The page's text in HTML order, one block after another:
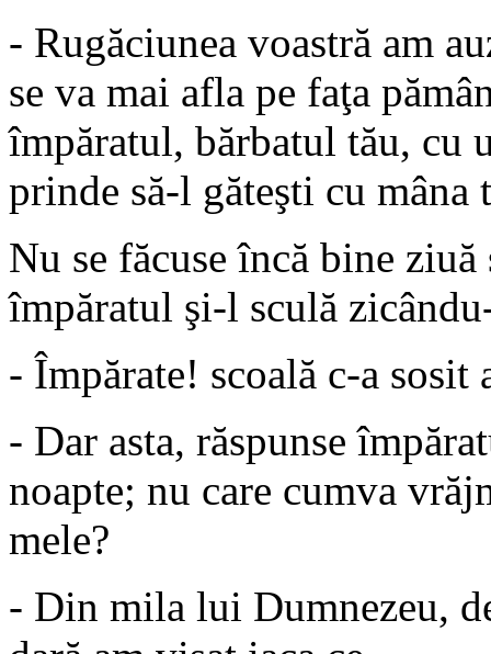
- Rugăciunea voastră am
se va mai afla pe faţa
împăratul, bărbatul tău, cu
prinde să-l găteşti cu mâna
Nu se făcuse încă bine ziuă
împăratul şi-l sculă
- Împărate! scoală c-a sosit
- Dar asta, răspunse
noapte; nu care cumva
mele?
- Din mila lui Dumnezeu,